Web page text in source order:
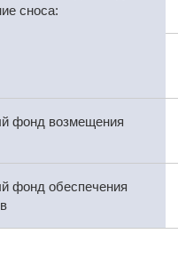
сноса:
фонд возмещения
фонд обеспечения